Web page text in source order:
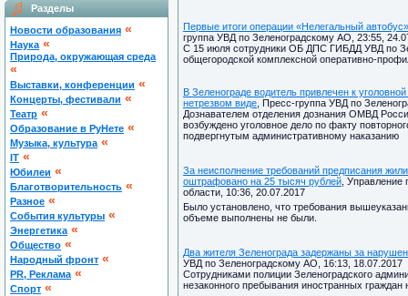
Разделы
Новости образования «
Наука «
Природа, окружающая среда
«
Выставки, конференции «
Концерты, фестивали «
Театр «
Образование в РуНете «
Музыка, культура «
IT «
Юбилеи «
Благотворительность «
Разное «
Cобытия культуры «
Энергетика «
Общество «
Народный фронт «
PR, Реклама «
Спорт «
Первые итоги операции «Нелегальный
группа УВД по Зеленоградскому АО, 23:55,
С 15 июля сотрудники ОБ ДПС ГИБДД УВД по
общегородской комплексной оперативно-
В Зеленограде водитель привлечен к
нетрезвом виде , Пресс-группа УВД по
Дознавателем отделения дознания ОМВД
возбуждено уголовное дело по факту
подвергнутым административному наказанию
За неисполнение требований предписания
оштрафовано на 25 тысяч рублей ,
области, 10:36, 20.07.2017
Было установлено, что требования
объеме выполнены не были.
Два жителя Зеленограда задержаны за
УВД по Зеленоградскому АО, 16:13, 18.07.2017
Сотрудниками полиции Зеленоградского
незаконного пребывания иностранных